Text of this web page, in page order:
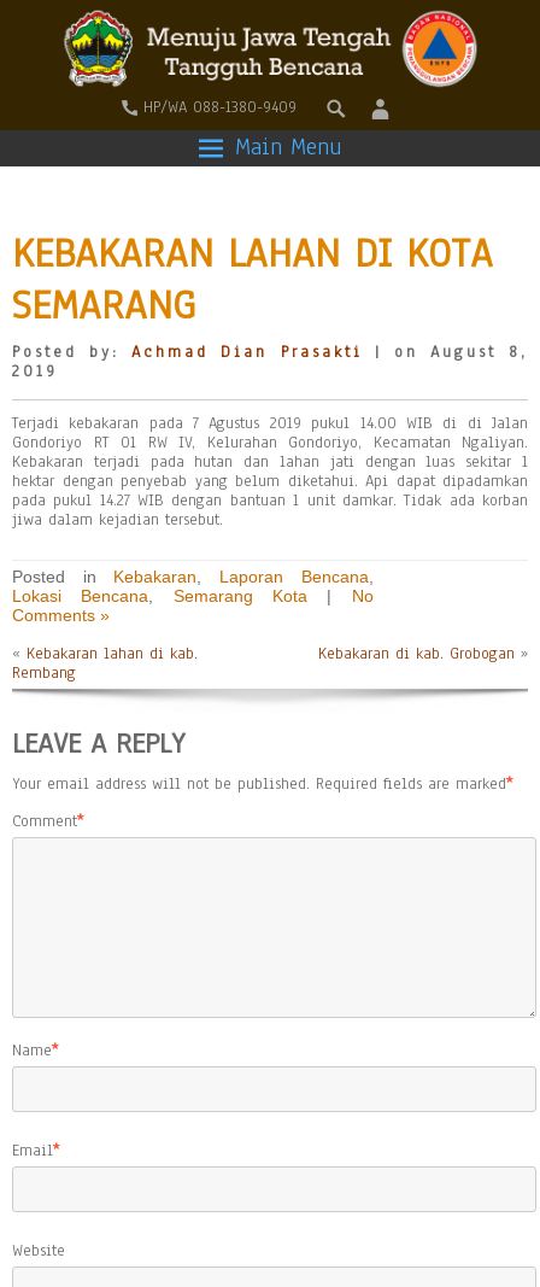
HP/WA 088-1380-9409
Main Menu
KEBAKARAN LAHAN DI KOTA
SEMARANG
Posted by:Achmad Dian Prasakti
| on August 8,
2019
Terjadi kebakaran pada 7 Agustus 2019 pukul 14.00 WIB di di Jalan
Gondoriyo RT 01 RW IV, Kelurahan Gondoriyo, Kecamatan Ngaliyan.
Kebakaran terjadi pada hutan dan lahan jati dengan luas sekitar 1
hektar dengan penyebab yang belum diketahui. Api dapat dipadamkan
pada pukul 14.27 WIB dengan bantuan 1 unit damkar. Tidak ada korban
jiwa dalam kejadian tersebut.
Posted in Kebakaran Laporan Bencana
Lokasi Bencana
Semarang Kota | No
Comments »
« Kebakaran lahan di kab.
Rembang
Kebakaran di kab. Grobogan »
LEAVE A REPLY
Your email address will not be published. Required fields are marked*
Comment*
Name*
Email*
Website